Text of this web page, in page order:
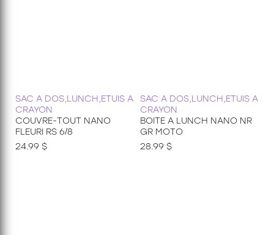
SAC A DOS,LUNCH,ETUIS A
CRAYON
COUVRE-TOUT NANO
FLEURI RS 6/8
24.99 $
SAC A DOS,LUNCH,ETUIS A
CRAYON
BOITE A LUNCH NANO NR
GR MOTO
28.99 $